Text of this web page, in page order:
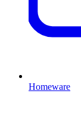
Homeware